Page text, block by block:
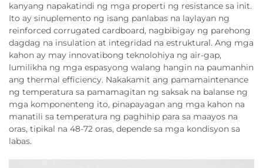
kanyang napakatindi ng mga properti ng resistance sa init.
Ito ay sinuplemento ng isang panlabas na laylayan ng
reinforced corrugated cardboard, nagbibigay ng parehong
dagdag na insulation at integridad na estruktural. Ang mga
kahon ay may innovatibong teknolohiya ng air-gap,
lumilikha ng mga espasyong walang hangin na paumanhin
ang thermal efficiency. Nakakamit ang pamamaintenance
ng temperatura sa pamamagitan ng saksak na balanse ng
mga komponenteng ito, pinapayagan ang mga kahon na
manatili sa temperatura ng paghihip para sa maayos na
oras, tipikal na 48-72 oras, depende sa mga kondisyon sa
labas.